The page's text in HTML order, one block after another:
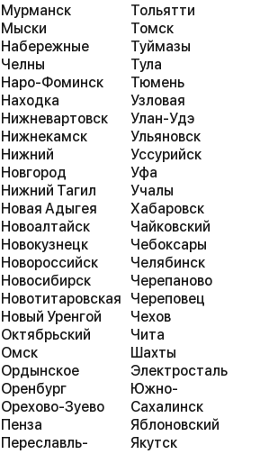
Мурманск
Мыски
Набережные
Челны
Наро-Фоминск
Находка
Нижневартовск
Нижнекамск
Нижний
Новгород
Нижний Тагил
Новая Адыгея
Новоалтайск
Новокузнецк
Новороссийск
Новосибирск
Новотитаровская
Новый Уренгой
Октябрьский
Омск
Ордынское
Оренбург
Орехово-Зуево
Пенза
Переславль-
Тольятти
Томск
Туймазы
Тула
Тюмень
Узловая
Улан-Удэ
Ульяновск
Уссурийск
Уфа
Учалы
Хабаровск
Чайковский
Чебоксары
Челябинск
Черепаново
Череповец
Чехов
Чита
Шахты
Электросталь
Южно-
Сахалинск
Яблоновский
Якутск